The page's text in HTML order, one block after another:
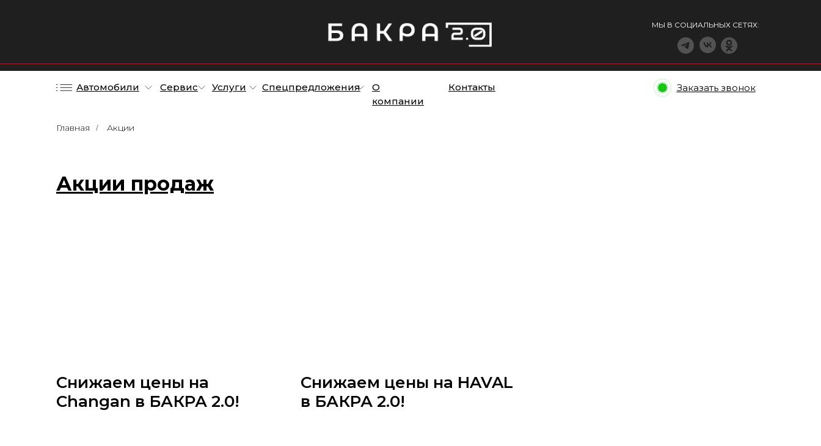
О
компании
Контакты
Автомобили Сервис Услуги Спецпредложения Заказать звонок
МЫ В СОЦИАЛЬНЫХ СЕТЯХ:
Главная / Акции
Акции продаж
Снижаем цены на
Changan в БАКРА 2.0!
Снижаем цены на HAVAL
в БАКРА 2.0!